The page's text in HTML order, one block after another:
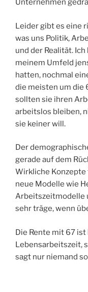
Unternehmen
Leider gibt es eine
was uns Politik,
und der Realität.
meinem Umfeld
hatten, nochmal
die meisten um die
sollten sie ihren
arbeitslos bleiben,
sie keiner will.
Der
gerade auf dem
Wirkliche
neue Modelle wie
Arbeitszeitmodelle
sehr träge, wenn
Die Rente mit 67
Lebensarbeitszeit,
sagt nur niemand